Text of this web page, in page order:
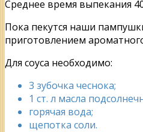
Среднее время выпекания
Пока пекутся наши
приготовлением
Для соуса необходимо:
3 зубочка чеснока;
1 ст. л масла
горячая вода;
щепотка соли.